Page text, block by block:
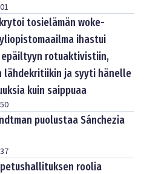
tosielämän woke-
ihastui
rotuaktivistiin,
lähdekritiikin ja syyti hänelle
kuin saippuaa
puolustaa Sánchezia
roolia